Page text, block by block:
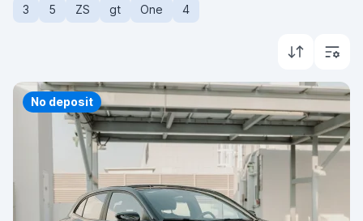
3 5 ZS gt One 4
Priority
No deposit